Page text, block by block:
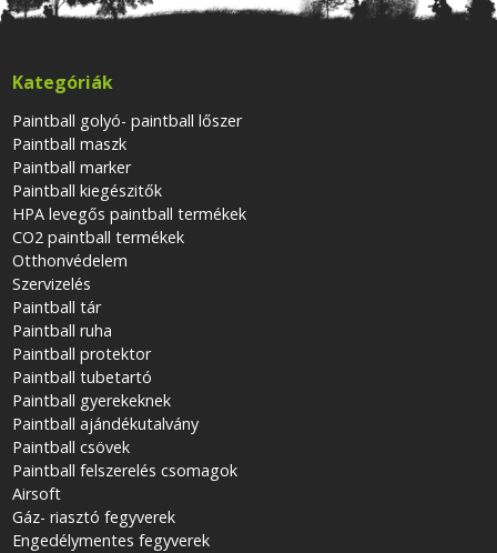
Kategóriák
Paintball golyó- paintball lőszer
Paintball maszk
Paintball marker
Paintball kiegészitők
HPA levegős paintball termékek
CO2 paintball termékek
Otthonvédelem
Szervizelés
Paintball tár
Paintball ruha
Paintball protektor
Paintball tubetartó
Paintball gyerekeknek
Paintball ajándékutalvány
Paintball csövek
Paintball felszerelés csomagok
Airsoft
Gáz- riasztó fegyverek
Engedélymentes fegyverek